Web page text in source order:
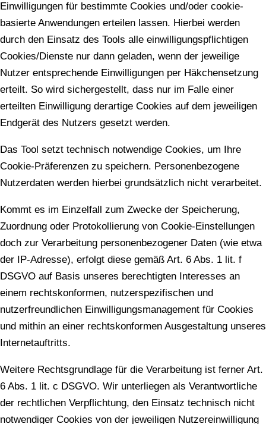
Einwilligungen für bestimmte Cookies und/oder cookie-
basierte Anwendungen erteilen lassen. Hierbei werden
durch den Einsatz des Tools alle einwilligungspflichtigen
Cookies/Dienste nur dann geladen, wenn der jeweilige
Nutzer entsprechende Einwilligungen per Häkchensetzung
erteilt. So wird sichergestellt, dass nur im Falle einer
erteilten Einwilligung derartige Cookies auf dem jeweiligen
Endgerät des Nutzers gesetzt werden.
Das Tool setzt technisch notwendige Cookies, um Ihre
Cookie-Präferenzen zu speichern. Personenbezogene
Nutzerdaten werden hierbei grundsätzlich nicht verarbeitet.
Kommt es im Einzelfall zum Zwecke der Speicherung,
Zuordnung oder Protokollierung von Cookie-Einstellungen
doch zur Verarbeitung personenbezogener Daten (wie etwa
der IP-Adresse), erfolgt diese gemäß Art. 6 Abs. 1 lit. f
DSGVO auf Basis unseres berechtigten Interesses an
einem rechtskonformen, nutzerspezifischen und
nutzerfreundlichen Einwilligungsmanagement für Cookies
und mithin an einer rechtskonformen Ausgestaltung unseres
Internetauftritts.
Weitere Rechtsgrundlage für die Verarbeitung ist ferner Art.
6 Abs. 1 lit. c DSGVO. Wir unterliegen als Verantwortliche
der rechtlichen Verpflichtung, den Einsatz technisch nicht
notwendiger Cookies von der jeweiligen Nutzereinwilligung